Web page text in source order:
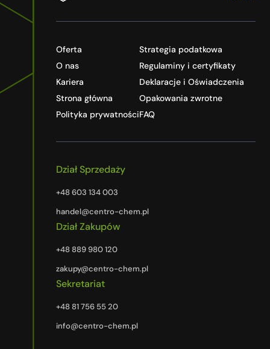
Oferta
O nas
Kariera
Strona główna
Polityka prywatności
Strategia podatkowa
Regulaminy i certyfikaty
Deklaracje i Oświadczenia
Opakowania zwrotne
FAQ
Dział Sprzedaży
+48 603 134 003
handel@centro-chem.pl
Dział Zakupów
+48 889 980 120
zakupy@centro-chem.pl
Sekretariat
+48 81 756 55 20
info@centro-chem.pl